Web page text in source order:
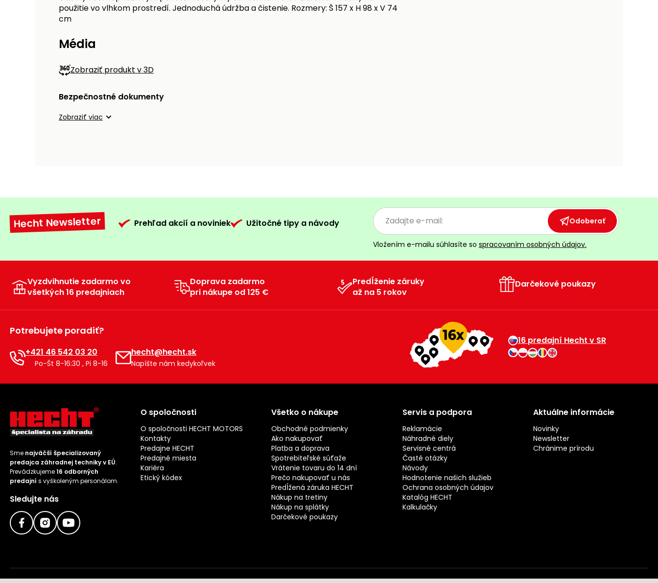
použitie vo vlhkom prostredí. Jednoduchá údržba a čistenie. Rozmery: Š 157 x H 98 x V 74
cm
Média
Zobraziť produkt v 3D
Bezpečnostné dokumenty
Zobraziť viac
Hecht Newsletter Prehľad akcií a noviniek Užitočné tipy a návody Odoberať
Vložením e-mailu súhlasíte so spracovaním osobných údajov.
Vyzdvihnutie zadarmo vo
všetkých 16 predajniach
Doprava zadarmo
pri nákupe od 125 €
Predĺženie záruky
až na 5 rokov
Darčekové poukazy
Potrebujete poradiť?
+421 46 542 03 20
Po-Št 8-16:30 , Pi 8-16
hecht@hecht.sk
Napíšte nám kedykoľvek
16 predajní Hecht v SR
Sme najväčší špecializovaný
predajca záhradnej techniky v EÚ.
Prevádzkujeme16 odborných
predajní s vyškoleným personálom.
Sledujte nás
O spoločnosti
O spoločnosti HECHT MOTORS
Kontakty
Predajne HECHT
Predajné miesta
Kariéra
Etický kódex
Všetko o nákupe
Obchodné podmienky
Ako nakupovať
Platba a doprava
Spotrebiteľské súťaže
Vrátenie tovaru do 14 dní
Prečo nakupovať u nás
Predĺžená záruka HECHT
Nákup na tretiny
Nákup na splátky
Darčekové poukazy
Servis a podpora
Reklamácie
Náhradné diely
Servisné centrá
Časté otázky
Návody
Hodnotenie našich služieb
Ochrana osobných údajov
Katalóg HECHT
Kalkulačky
Aktuálne informácie
Novinky
Newsletter
Chránime prírodu